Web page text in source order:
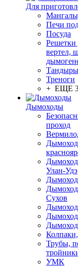
Для
Печи
Посуда
Решетки
вертел,
Тандыры
Треноги
+ ЕЩЕ
Дымоходы
проход
Улан-Удэ
Сухов
Трубы,
УМК